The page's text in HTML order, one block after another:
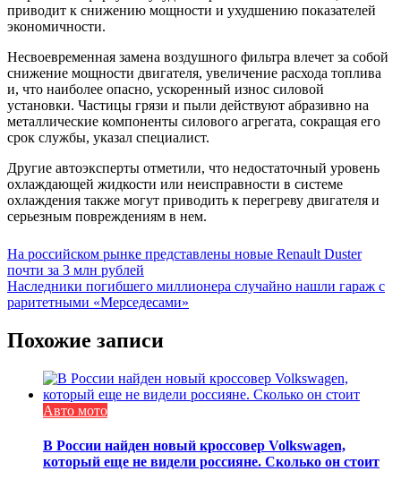
приводит к снижению мощности и ухудшению показателей
экономичности.
Несвоевременная замена воздушного фильтра влечет за собой
снижение мощности двигателя, увеличение расхода топлива
и, что наиболее опасно, ускоренный износ силовой
установки. Частицы грязи и пыли действуют абразивно на
металлические компоненты силового агрегата, сокращая его
срок службы, указал специалист.
Другие автоэксперты отметили, что недостаточный уровень
охлаждающей жидкости или неисправности в системе
охлаждения также могут приводить к перегреву двигателя и
серьезным повреждениям в нем.
Навигация
по
записям
На российском рынке представлены новые Renault Duster
почти за 3 млн рублей
Наследники погибшего миллионера случайно нашли гараж с
раритетными «Мерседесами»
Похожие записи
Авто мото
В России найден новый кроссовер Volkswagen,
который еще не видели россияне. Сколько он стоит